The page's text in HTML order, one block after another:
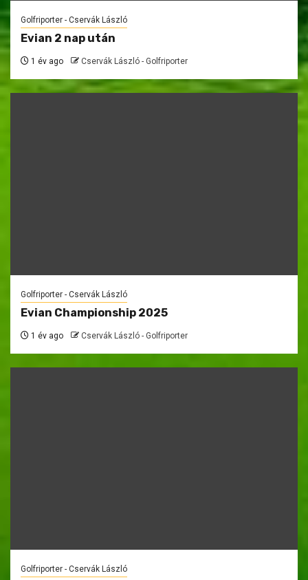
Golfriporter - Cservák László
Evian 2 nap után
1 év ago Cservák László - Golfriporter
Golfriporter - Cservák László
Evian Championship 2025
1 év ago Cservák László - Golfriporter
Golfriporter - Cservák László